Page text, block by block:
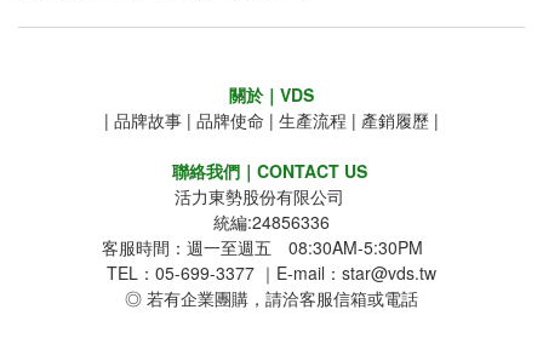
關於｜VDS
| 品牌故事 | 品牌使命 | 生產流程 | 產銷履歷 |
聯絡我們｜CONTACT US
活力東勢股份有限公司
統編:24856336
客服時間：週一至週五 08:30AM-5:30PM
TEL：05-699-3377 ｜E-mail：star@vds.tw
◎ 若有企業團購，請洽客服信箱或電話